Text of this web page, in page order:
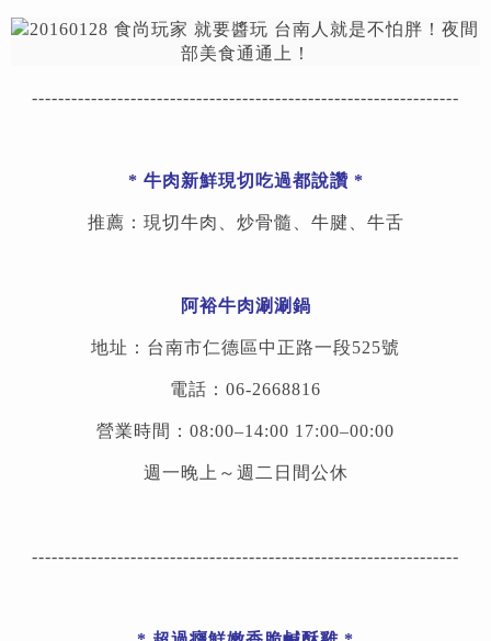
-----------------------------------------------------------------
* 牛肉新鮮現切吃過都說讚*
推薦：現切牛肉、炒骨髓、牛腱、牛舌
阿裕牛肉涮涮鍋
地址：台南市仁德區中正路一段525號
電話：06-2668816
營業時間：08:00–14:00 17:00–00:00
週一晚上～週二日間公休
-----------------------------------------------------------------